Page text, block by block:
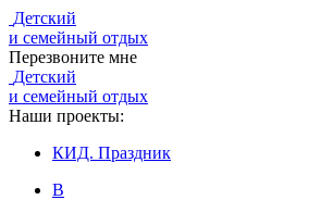
Детский
и семейный отдых
Перезвоните мне
Детский
и семейный отдых
Наши проекты:
КИД. Праздник
В